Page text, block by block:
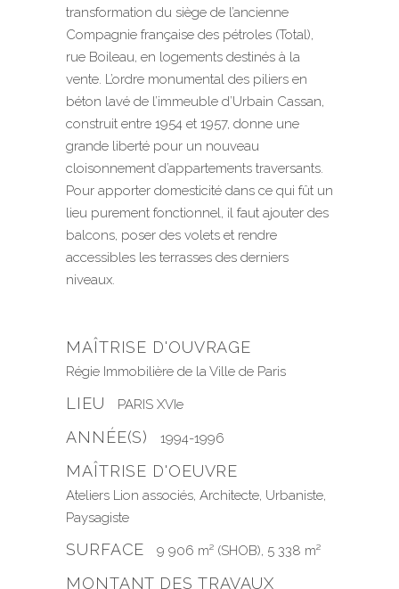
transformation du siège de l’ancienne
Compagnie française des pétroles (Total),
rue Boileau, en logements destinés à la
vente. L’ordre monumental des piliers en
béton lavé de l’immeuble d’Urbain Cassan,
construit entre 1954 et 1957, donne une
grande liberté pour un nouveau
cloisonnement d’appartements traversants.
Pour apporter domesticité dans ce qui fût un
lieu purement fonctionnel, il faut ajouter des
balcons, poser des volets et rendre
accessibles les terrasses des derniers
niveaux.
MAÎTRISE D'OUVRAGE
Régie Immobilière de la Ville de Paris
LIEU PARIS XVIe
ANNÉE(S) 1994-1996
MAÎTRISE D'OEUVRE
Ateliers Lion associés, Architecte, Urbaniste,
Paysagiste
SURFACE 9 906 m² (SHOB), 5 338 m²
MONTANT DES TRAVAUX